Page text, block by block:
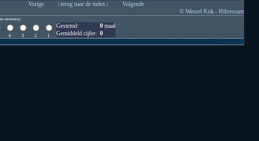
Vorige | terug naar de index |
Volgende
© Wessel Kok - Hilversum
stemmen)
4 3 2 1
Gestemd: 0maal
Gemiddeld cijfer: 0
112actueel.nl